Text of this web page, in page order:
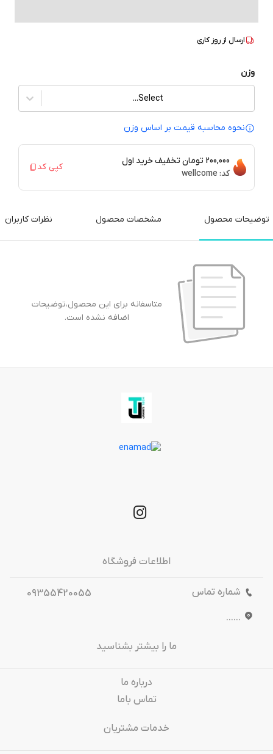
ارسال از روز کاری
وزن
Select...
نحوه محاسبه قیمت بر‌ اساس وزن
200,000 تومان
تخفیف خرید اول
کد: wellcome
کپی کد
توضیحات محصول مشخصات محصول نظرات کاربران
متاسفانه برای این محصول،توضیحات
اضافه نشده است.
اطلاعات فروشگاه
شماره تماس
09355420055
......
ما را بیشتر بشناسید
درباره‌ ما
تماس باما
خدمات مشتریان